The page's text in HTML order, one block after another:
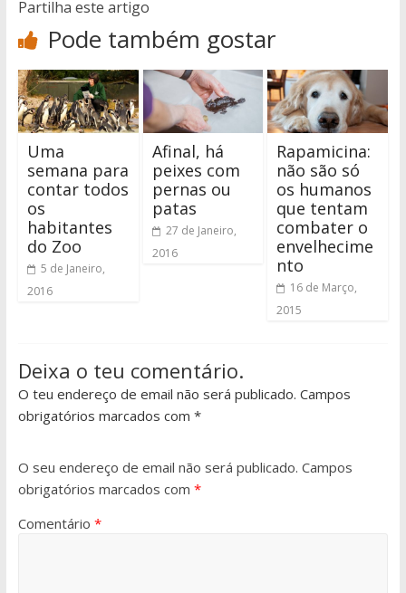
Partilha este artigo
Pode também gostar
Uma
semana para
contar todos
os
habitantes
do Zoo
5 de Janeiro,
2016
Afinal, há
peixes com
pernas ou
patas
27 de Janeiro,
2016
Rapamicina:
não são só
os humanos
que tentam
combater o
envelhecime
nto
16 de Março,
2015
Deixa o teu comentário.
O teu endereço de email não será publicado. Campos
obrigatórios marcados com *
O seu endereço de email não será publicado. Campos
obrigatórios marcados com *
Comentário *